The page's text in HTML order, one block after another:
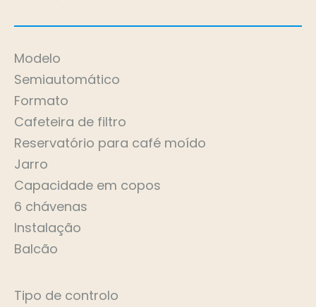
Modelo
Semiautomático
Formato
Cafeteira de filtro
Reservatório para café moído
Jarro
Capacidade em copos
6 chávenas
Instalação
Balcão
Tipo de controlo